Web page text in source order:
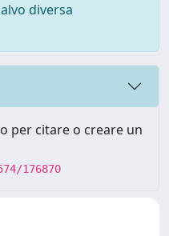
diversa
per citare o creare un
176870